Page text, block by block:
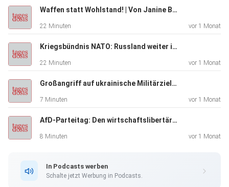
Debatte begann mit einer Regierungserklärung der
Bundeskanzlerin,
darüber
gefunden, die beide bestenfalls teilweise aufgezeigt
Merkel da erzählt hat. Der erste Artikel trug die Überschrift
„Merkels Regierungserklärung – »Die Taliban sind jetzt
in Afghanistan«“ (1) und der zweite trug die Überschrift
„Merkel
Waffen statt Wohlstand! | Von Janine Beicht
22 Minuten vor 1 Monat
Kriegsbündnis NATO: Russland weiter im Visier | Von Tilo Gräser
22 Minuten vor 1 Monat
Großangriff auf ukrainische Militärziele | Von Thomas Röper
7 Minuten vor 1 Monat
AfD-Parteitag: Den wirtschaftslibertären Kurs fortsetzen | Von Paul Clemente
8 Minuten vor 1 Monat
In Podcasts werben
Schalte jetzt Werbung in Podcasts.